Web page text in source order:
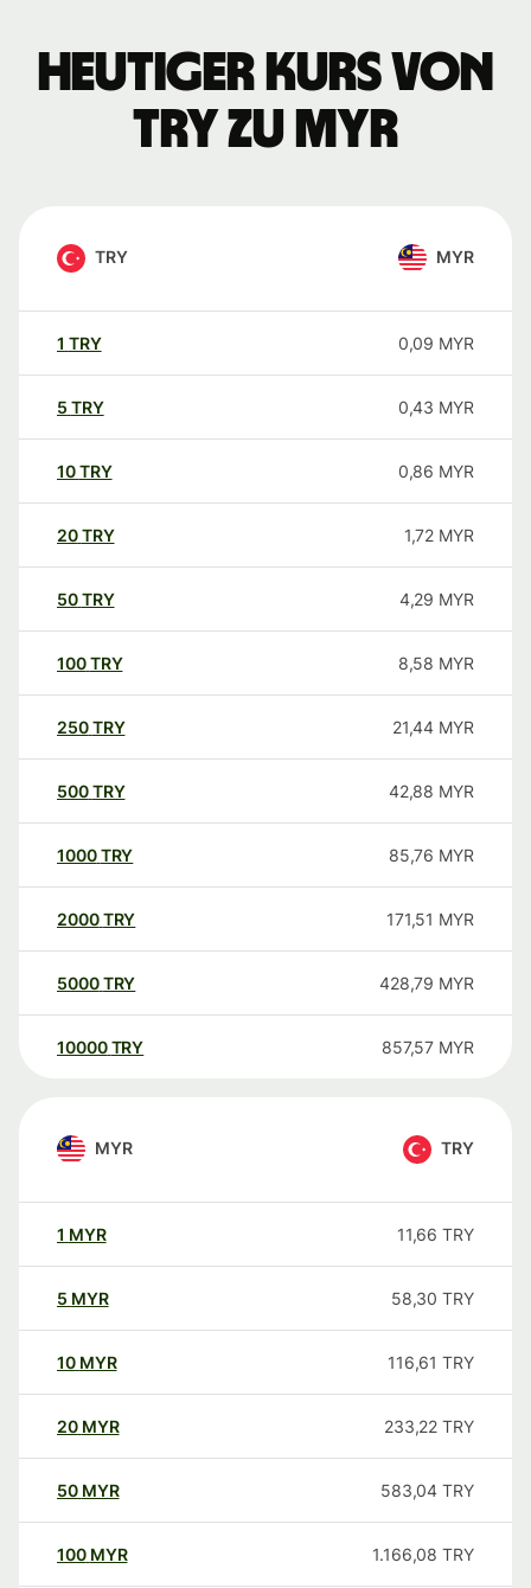
Heutiger Kurs von
TRY zu MYR
TRY MYR
1 TRY 0,09 MYR
5 TRY 0,43 MYR
10TRY 0,86 MYR
20TRY 1,72 MYR
50TRY 4,29 MYR
100TRY 8,58 MYR
250TRY 21,44 MYR
500TRY 42,88 MYR
1000TRY 85,76 MYR
2000TRY 171,51 MYR
5000TRY 428,79 MYR
10000 TRY 857,57 MYR
MYR TRY
1 MYR 11,66 TRY
5 MYR 58,30 TRY
10 MYR 116,61 TRY
20 MYR 233,22 TRY
50 MYR 583,04 TRY
100 MYR 1.166,08 TRY